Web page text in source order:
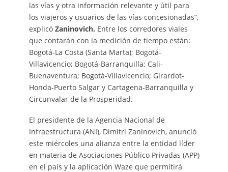
las vías y otra información relevante y útil para
los viajeros y usuarios de las vías concesionadas”,
explicó Zaninovich. Entre los corredores viales
que contarán con la medición de tiempo están:
Bogotá-La Costa (Santa Marta); Bogotá-
Villavicencio; Bogotá-Barranquilla; Cali-
Buenaventura; Bogotá-Villavicencio; Girardot-
Honda-Puerto Salgar y Cartagena-Barranquilla y
Circunvalar de la Prosperidad.
El presidente de la Agencia Nacional de
Infraestructura (ANI), Dimitri Zaninovich, anunció
este miércoles una alianza entre la entidad líder
en materia de Asociaciones Público Privadas (APP)
en el país y la aplicación Waze que permitirá